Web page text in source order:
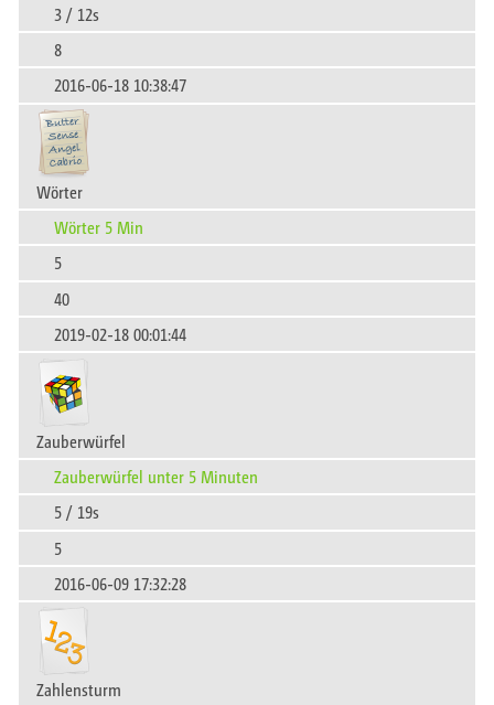
3 / 12s
8
2016-06-18 10:38:47
Wörter
Wörter 5 Min
5
40
2019-02-18 00:01:44
Zauberwürfel
Zauberwürfel unter 5 Minuten
5 / 19s
5
2016-06-09 17:32:28
Zahlensturm